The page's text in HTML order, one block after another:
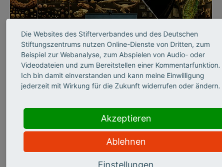
©
WISSENSCHAFTSKOMMUNIKATION
Abtauchen in die graue
Die Websites des Stifterverbandes und des Deutschen
Stiftungszentrums nutzen Online-Dienste von Dritten, zum
Beispiel zur Webanalyse, zum Abspielen von Audio- oder
Videodateien und zum Bereitstellen einer Kommentarfunktion.
Ich bin damit einverstanden und kann meine Einwilligung
jederzeit mit Wirkung für die Zukunft widerrufen oder ändern.
Akzeptieren
Ablehnen
Einstellungen